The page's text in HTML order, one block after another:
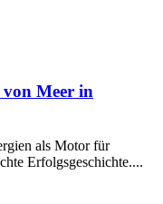
Meer in
als Motor für
Erfolgsgeschichte....